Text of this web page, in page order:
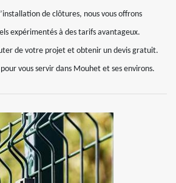
de clôtures, nous vous offrons
expérimentés à des tarifs avantageux.
de votre projet et obtenir un devis gratuit.
vous servir dans Mouhet et ses environs.